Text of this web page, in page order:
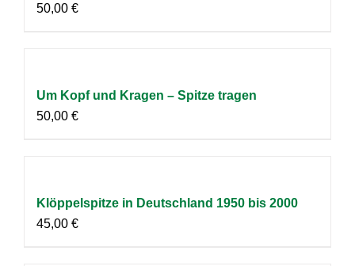
50,00 €
Um Kopf und Kragen – Spitze tragen
50,00 €
Klöppelspitze in Deutschland 1950 bis 2000
45,00 €